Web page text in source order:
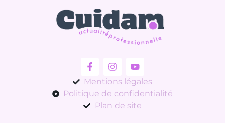
Mentions légales
Politique de confidentialité
Plan de site